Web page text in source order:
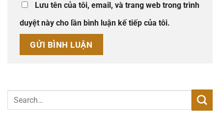
Lưu tên của tôi, email, và trang web trong trình
duyệt này cho lần bình luận kế tiếp của tôi.